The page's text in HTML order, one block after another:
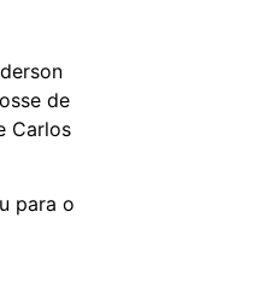
de
Carlos
para o